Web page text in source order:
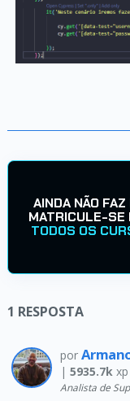
AINDA NÃO
MATRICULE-
TODOS OS
1 RESPOSTA
por
| 5935.7k
Analista de